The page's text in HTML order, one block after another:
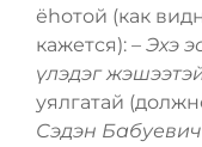
ёһотой (как
кажется): – Эхэ
үлэдэг
уялгатай
Сэдэн